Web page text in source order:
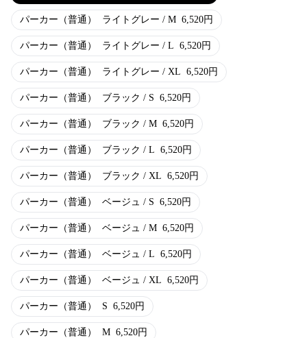
パーカー（普通） ライトグレー / M 6,520円
パーカー（普通） ライトグレー / L 6,520円
パーカー（普通） ライトグレー / XL 6,520円
パーカー（普通） ブラック / S 6,520円
パーカー（普通） ブラック / M 6,520円
パーカー（普通） ブラック / L 6,520円
パーカー（普通） ブラック / XL 6,520円
パーカー（普通） ベージュ / S 6,520円
パーカー（普通） ベージュ / M 6,520円
パーカー（普通） ベージュ / L 6,520円
パーカー（普通） ベージュ / XL 6,520円
パーカー（普通） S 6,520円
パーカー（普通） M 6,520円